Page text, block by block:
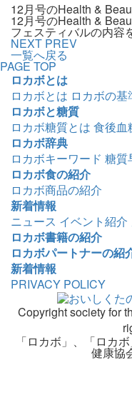
12月号のHealth &
12月号のHealth &
フェスティバルの内容
NEXT PREV
一覧へ戻る
PAGE TOP
ロカボとは
ロカボとは ロカボの基
ロカボと糖質
ロカボ糖質とは 食後血
ロカボ辞典
ロカボキーワード 糖質
ロカボ食の紹介
ロカボ商品の紹介
新着情報
ニュース イベント紹介
ロカボ書籍の紹介
ロカボパートナーの紹
新着情報
PRIVACY POLICY
Copyright society for
「ロカボ」、「ロカ
健康協